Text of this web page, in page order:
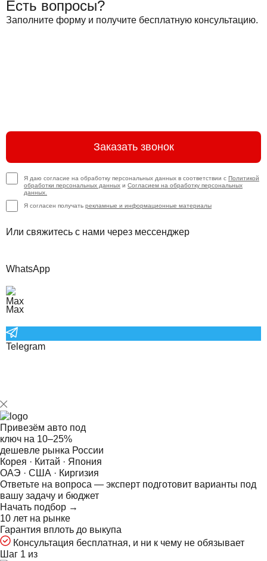
Есть вопросы?
Заполните форму и получите бесплатную консультацию.
Заказать звонок
Я даю согласие на обработку персональных данных в соответствии с Политикой
обработки персональных данных и Согласием на обработку персональных
данных.
Я согласен получать рекламные и информационные материалы
Или свяжитесь с нами через мессенджер
WhatsApp
Max
Telegram
Привезём авто под
ключ на 10–25%
дешевле рынка России
Корея · Китай · Япония
ОАЭ · США · Киргизия
Ответьте на вопроса — эксперт подготовит варианты под
вашу задачу и бюджет
Начать подбор →
10 лет на рынке
Гарантия вплоть до выкупа
Консультация бесплатная, и ни к чему не обязывает
Шаг 1 из